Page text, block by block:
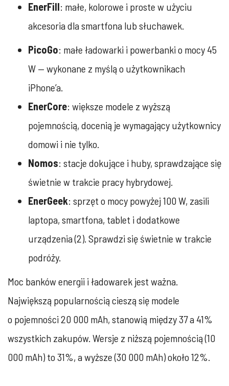
EnerFill: małe, kolorowe i proste w użyciu
akcesoria dla smartfona lub słuchawek.
PicoGo: małe ładowarki i powerbanki o mocy 45
W — wykonane z myślą o użytkownikach
iPhone’a.
EnerCore: większe modele z wyższą
pojemnością, docenią je wymagający użytkownicy
domowi i nie tylko.
Nomos: stacje dokujące i huby, sprawdzające się
świetnie w trakcie pracy hybrydowej.
EnerGeek: sprzęt o mocy powyżej 100 W, zasili
laptopa, smartfona, tablet i dodatkowe
urządzenia (2). Sprawdzi się świetnie w trakcie
podróży.
Moc banków energii i ładowarek jest ważna.
Największą popularnością cieszą się modele
o pojemności 20 000 mAh, stanowią między 37 a 41%
wszystkich zakupów. Wersje z niższą pojemnością (10
000 mAh) to 31%, a wyższe (30 000 mAh) około 12%.